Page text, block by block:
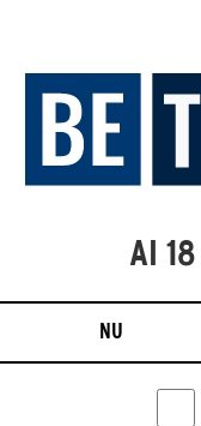
AI
NU